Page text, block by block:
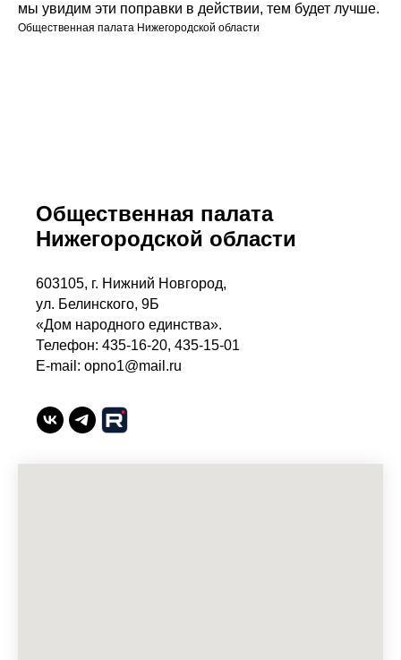
мы увидим эти поправки в действии, тем будет лучше.
Общественная палата Нижегородской области
Общественная палата
Нижегородской области
603105, г. Нижний Новгород,
ул. Белинского, 9Б
«Дом народного единства».
Телефон: 435-16-20, 435-15-01
E-mail: opno1@mail.ru